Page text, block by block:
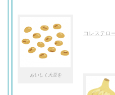
おいしく大豆を
コレステロ